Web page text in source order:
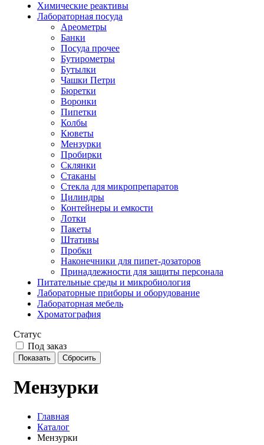
Химические реактивы
Лабораторная посуда
Ареометры
Банки
Посуда прочее
Бутирометры
Бутылки
Чашки Петри
Бюретки
Воронки
Пипетки
Колбы
Кюветы
Мензурки
Пробирки
Склянки
Стаканы
Стекла для микропрепаратов
Цилиндры
Контейнеры и емкости
Лотки
Пакеты
Штативы
Пробки
Наконечники для пипет-дозаторов
Принадлежности для защиты персонала
Питательные среды и микробиология
Лабораторные приборы и оборудование
Лабораторная мебель
Хроматография
Статус
Под заказ
Мензурки
Главная
Каталог
Мензурки